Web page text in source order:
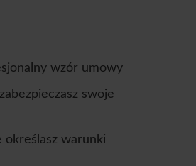
wzór umowy
swoje
określasz warunki